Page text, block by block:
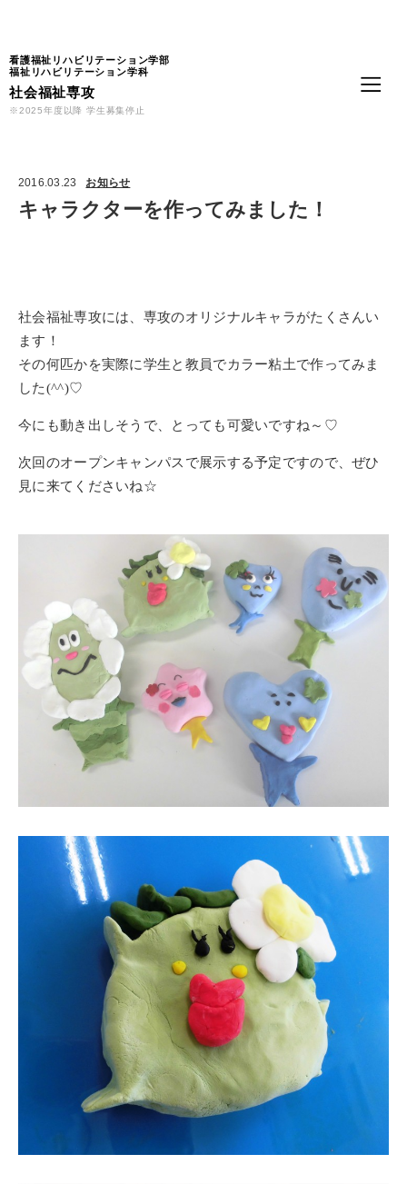
看護福祉リハビリテーション学部
福祉リハビリテーション学科
社会福祉専攻
※2025年度以降 学生募集停止
2016.03.23 お知らせ
キャラクターを作ってみました！
社会福祉専攻には、専攻のオリジナルキャラがたくさんい
ます！
その何匹かを実際に学生と教員でカラー粘土で作ってみま
した(^^)♡
今にも動き出しそうで、とっても可愛いですね～♡
次回のオープンキャンパスで展示する予定ですので、ぜひ
見に来てくださいね☆